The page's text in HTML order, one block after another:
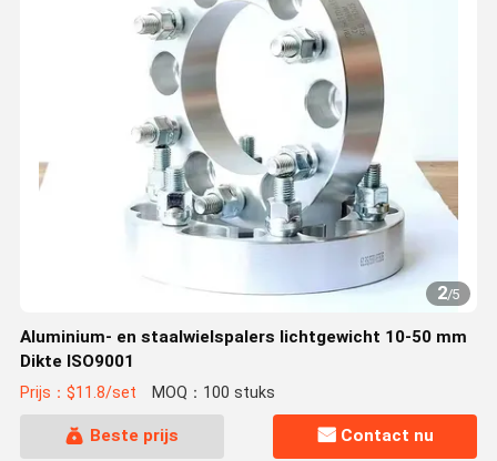
2/5
Aluminium- en staalwielspalers lichtgewicht 10-50 mm
Dikte ISO9001
Prijs：$11.8/set MOQ：100 stuks
Beste prijs Contact nu